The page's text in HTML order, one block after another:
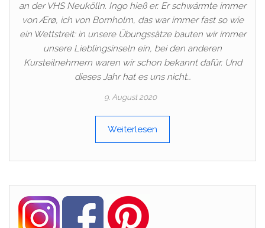
an der VHS Neukölln. Ingo hieß er. Er schwärmte immer
von Ærø, ich von Bornholm, das war immer fast so wie
ein Wettstreit: in unsere Übungssätze bauten wir immer
unsere Lieblingsinseln ein, bei den anderen
Kursteilnehmern waren wir schon bekannt dafür. Und
dieses Jahr hat es uns nicht…
9. August 2020
Weiterlesen